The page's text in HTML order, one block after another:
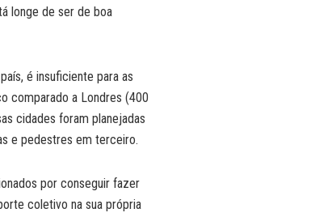
longe de ser de boa
é insuficiente para as
comparado a Londres (400
cidades foram planejadas
e pedestres em terceiro.
por conseguir fazer
coletivo na sua própria